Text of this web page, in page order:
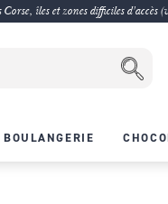
îles et zones difficiles d'accès
BOULANGERIE